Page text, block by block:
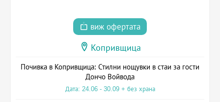
виж офертата
Копривщица
Почивка в Копривщица: Стилни нощувки в стаи за гости
Дончо Войвода
Дата: 24.06 - 30.09 + без храна